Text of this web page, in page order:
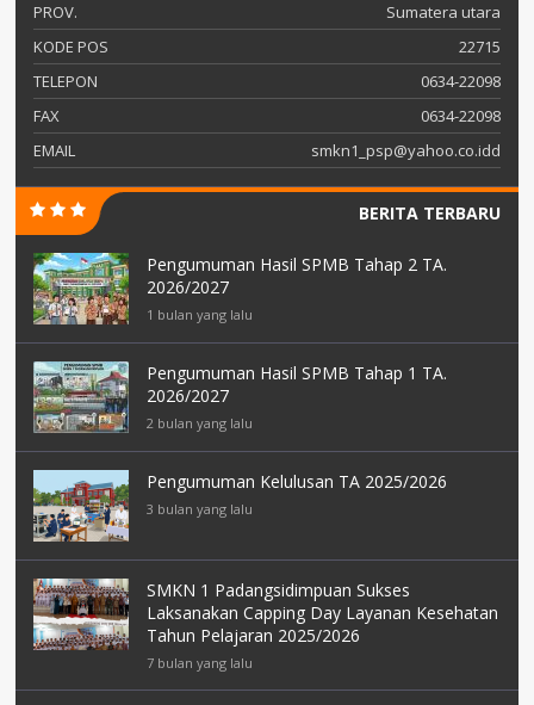
PROV.
Sumatera utara
KODE POS
22715
TELEPON
0634-22098
FAX
0634-22098
EMAIL
smkn1_psp@yahoo.co.idd
BERITA TERBARU
Pengumuman Hasil SPMB Tahap 2 TA.
2026/2027
1 bulan yang lalu
Pengumuman Hasil SPMB Tahap 1 TA.
2026/2027
2 bulan yang lalu
Pengumuman Kelulusan TA 2025/2026
3 bulan yang lalu
SMKN 1 Padangsidimpuan Sukses
Laksanakan Capping Day Layanan Kesehatan
Tahun Pelajaran 2025/2026
7 bulan yang lalu